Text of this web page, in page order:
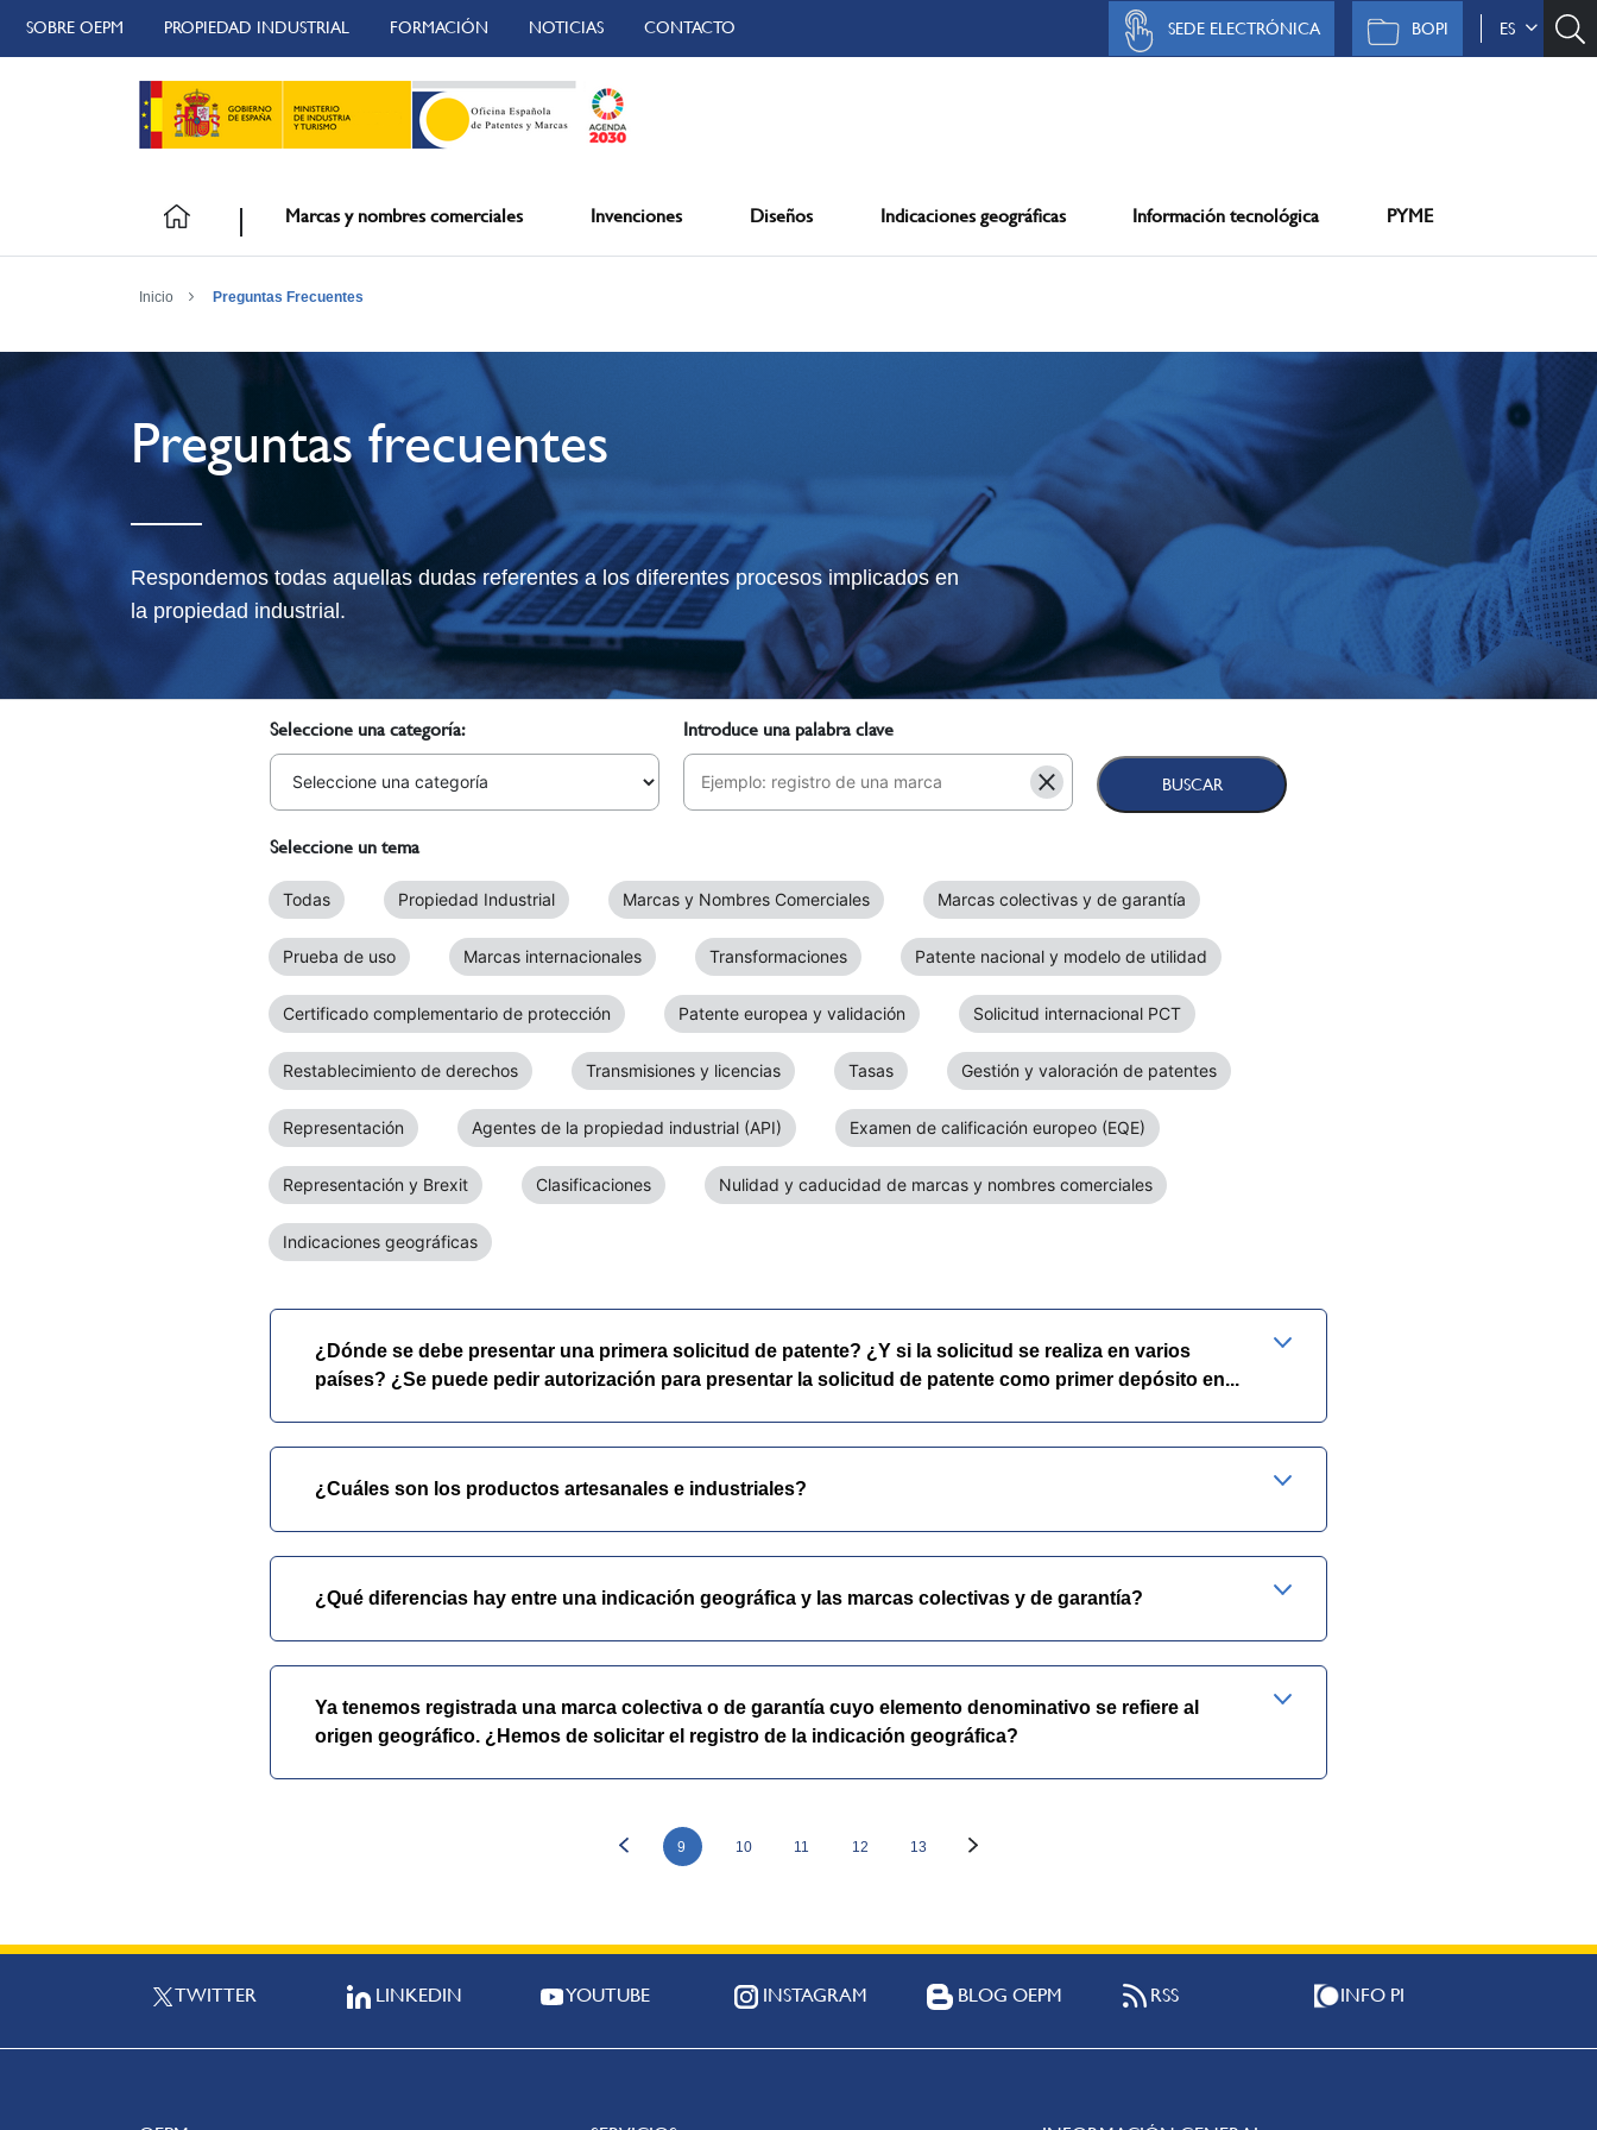
SOBRE OEPM PROPIEDAD INDUSTRIAL FORMACIÓN NOTICIAS CONTACTO ES
BOPI
SEDE ELECTRÓNICA
Marcas y nombres comerciales Invenciones Diseños Indicaciones geográficas Información tecnológica PYME
Inicio Preguntas Frecuentes
Preguntas frecuentes
Respondemos todas aquellas dudas referentes a los diferentes procesos implicados en
la propiedad industrial.
Seleccione una categoría: Introduce una palabra clave
Seleccione un tema
Todas Propiedad Industrial Marcas y Nombres Comerciales Marcas colectivas y de garantía
Prueba de uso Marcas internacionales Transformaciones Patente nacional y modelo de utilidad
Certificado complementario de protección Patente europea y validación Solicitud internacional PCT
Restablecimiento de derechos Transmisiones y licencias Tasas Gestión y valoración de patentes
Representación Agentes de la propiedad industrial (API) Examen de calificación europeo (EQE)
Representación y Brexit Clasificaciones Nulidad y caducidad de marcas y nombres comerciales
Indicaciones geográficas
¿Dónde se debe presentar una primera solicitud de patente? ¿Y si la solicitud se realiza en varios
países? ¿Se puede pedir autorización para presentar la solicitud de patente como primer depósito en...
¿Cuáles son los productos artesanales e industriales?
¿Qué diferencias hay entre una indicación geográfica y las marcas colectivas y de garantía?
Ya tenemos registrada una marca colectiva o de garantía cuyo elemento denominativo se refiere al
origen geográfico. ¿Hemos de solicitar el registro de la indicación geográfica?
9 10 11 12 13
TWITTER LINKEDIN YOUTUBE INSTAGRAM BLOG OEPM RSS INFO PI